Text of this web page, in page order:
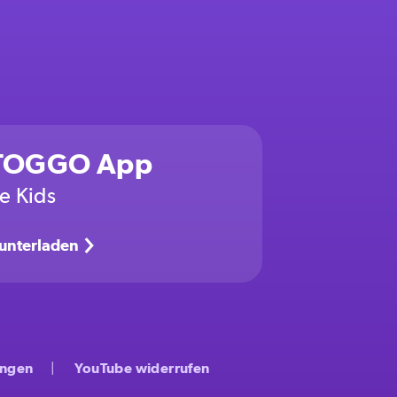
App
Kids
YouTube widerrufen